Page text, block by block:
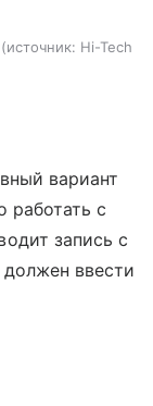
источник: Hi-Tech
вариант
работать с
запись с
ввести